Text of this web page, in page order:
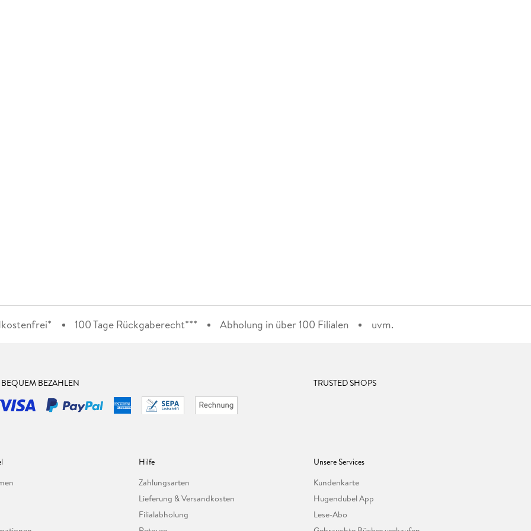
100 Tage Rückgaberecht*** Abholung in über 100 Filialen uvm.
BEZAHLEN TRUSTED SHOPS
Hilfe
Zahlungsarten
Lieferung & Versandkosten
Filialabholung
Unsere Services
Kundenkarte
Hugendubel App
Lese-Abo